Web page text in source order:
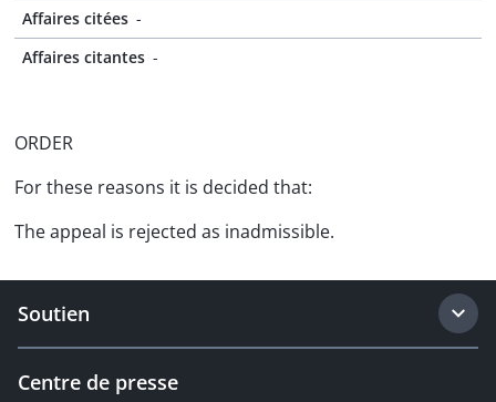
Affaires citées -
Affaires citantes -
ORDER
For these reasons it is decided that:
The appeal is rejected as inadmissible.
Soutien
Centre de presse